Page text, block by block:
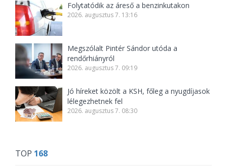
Folytatódik az áreső a benzinkutakon
2026. augusztus 7. 13:16
Megszólalt Pintér Sándor utóda a
rendőrhiányról
2026. augusztus 7. 09:19
Jó híreket közölt a KSH, főleg a nyugdíjasok
lélegezhetnek fel
2026. augusztus 7. 08:30
TOP 168